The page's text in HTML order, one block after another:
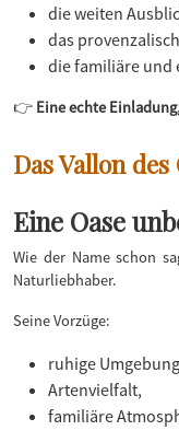
die weiten
das
die familiäre und
👉 Eine echte
Das Vallon des
Eine Oase
Wie der Name schon
Naturliebhaber.
Seine Vorzüge:
ruhige
Artenvielfalt,
familiäre